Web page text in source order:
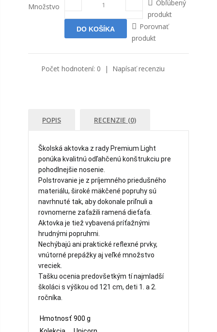
Množstvo
Obľúbený
produkt
Porovnať
produkt
Počet hodnotení: 0 | Napísať recenziu
POPIS RECENZIE (0)
Školská aktovka z rady Premium Light
ponúka kvalitnú odľahčenú konštrukciu pre
pohodlnejšie nosenie.
Polstrovanie je z príjemného priedušného
materiálu, široké mäkčené popruhy sú
navrhnuté tak, aby dokonale priľnuli a
rovnomerne zaťažili ramená dieťaťa.
Aktovka je tiež vybavená príťažnými
hrudnými popruhmi.
Nechýbajú ani praktické reflexné prvky,
vnútorné prepážky aj veľké množstvo
vreciek.
Tašku ocenia predovšetkým tí najmladší
školáci s výškou od 121 cm, deti 1. a 2.
ročníka.
Hmotnosť 900 g